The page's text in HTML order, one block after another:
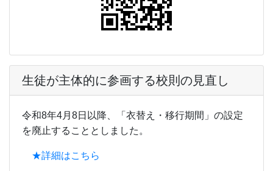
生徒が主体的に参画する校則の見直し
令和8年4月8日以降、「衣替え・移行期間」の設定
を廃止することとしました。
★詳細はこちら